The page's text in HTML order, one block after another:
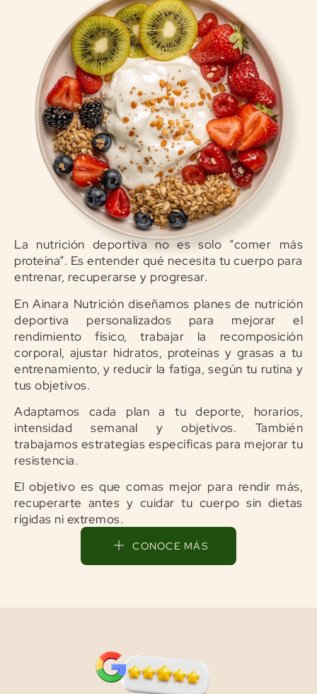
La nutrición deportiva no es solo “comer más
proteína”. Es entender qué necesita tu cuerpo para
entrenar, recuperarse y progresar.
En Ainara Nutrición diseñamos planes de nutrición
deportiva personalizados para mejorar el
rendimiento físico, trabajar la recomposición
corporal, ajustar hidratos, proteínas y grasas a tu
entrenamiento, y reducir la fatiga, según tu rutina y
tus objetivos.
Adaptamos cada plan a tu deporte, horarios,
intensidad semanal y objetivos. También
trabajamos estrategias específicas para mejorar tu
resistencia.
El objetivo es que comas mejor para rendir más,
recuperarte antes y cuidar tu cuerpo sin dietas
rígidas ni extremos.
CONOCE MÁS